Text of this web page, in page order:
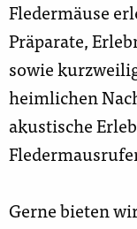
Fledermäuse
Präparate,
sowie
heimlichen
akustische
Gerne bieten